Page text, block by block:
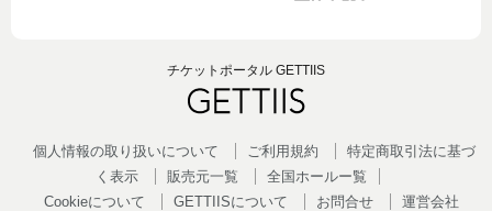
チケットポータル GETTIIS
個人情報の取り扱いについて ご利用規約
特定商取引法に基づ
く表示
販売元一覧
全国ホールー覧
Cookieについて
GETTIISについて お問合せ 運営会社